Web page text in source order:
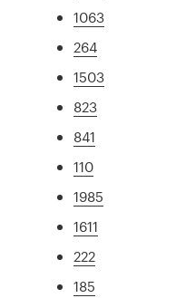
1063
264
1503
823
841
110
1985
1611
222
185